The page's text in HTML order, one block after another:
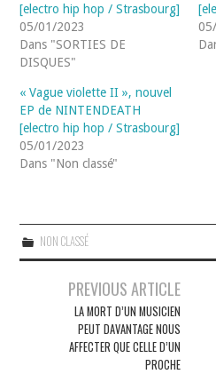
[electro hip hop / Strasbourg]
05/01/2023
Dans "SORTIES DE
DISQUES"
« Vague violette II », nouvel
EP de NINTENDEATH
[electro hip hop / Strasbourg]
05/01/2023
Dans "Non classé"
NON CLASSÉ
Navigation
articles
PREVIOUS ARTICLE
LA MORT D’UN MUSICIEN
PEUT DAVANTAGE NOUS
AFFECTER QUE CELLE D’UN
PROCHE